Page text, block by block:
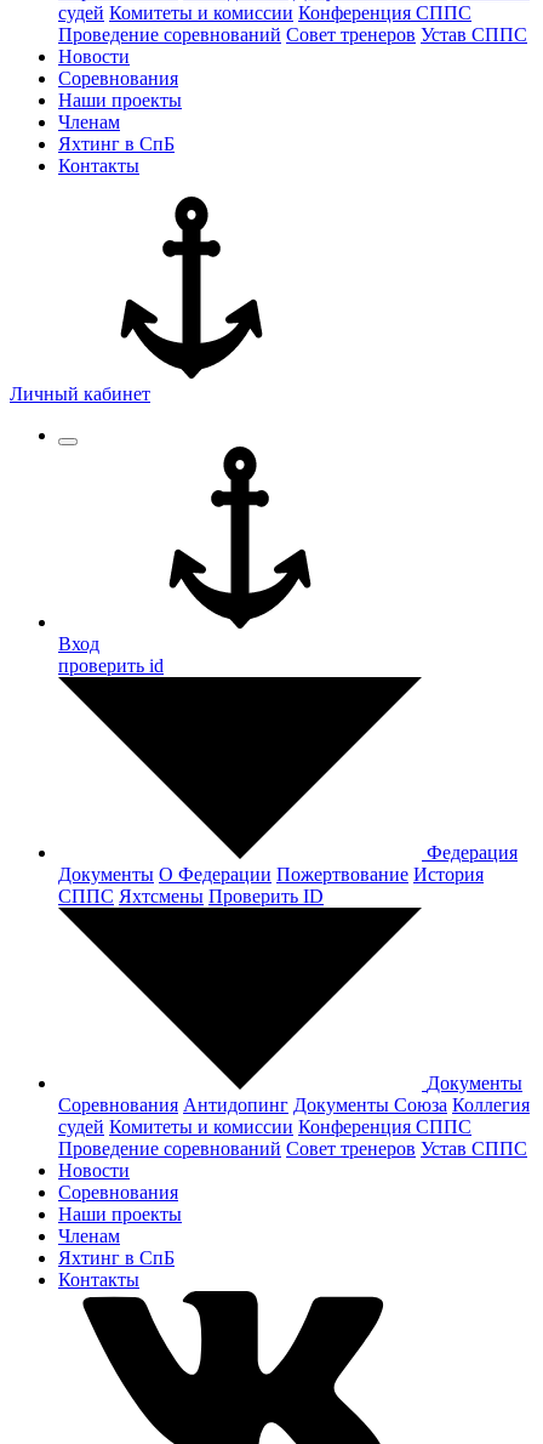
судей Комитеты и комиссии Конференция СППС
Проведение соревнований Совет тренеров Устав СППС
Новости
Соревнования
Наши проекты
Членам
Яхтинг в СпБ
Контакты
Личный кабинет
Вход
проверить id
Федерация
Документы О Федерации Пожертвование История
СППС Яхтсмены Проверить ID
Документы
Соревнования Антидопинг Документы Cоюза Коллегия
судей Комитеты и комиссии Конференция СППС
Проведение соревнований Совет тренеров Устав СППС
Новости
Соревнования
Наши проекты
Членам
Яхтинг в СпБ
Контакты